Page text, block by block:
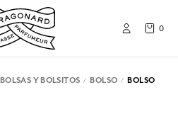
0
BOLSAS Y BOLSITOS BOLSO
BOLSO